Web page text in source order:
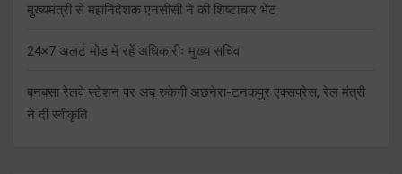
मुख्यमंत्री से महानिदेशक एनसीसी ने की शिष्टाचार भेंट
24×7 अलर्ट मोड में रहें अधिकारीः मुख्य सचिव
बनबसा रेलवे स्टेशन पर अब रुकेगी अछनेरा-टनकपुर एक्सप्रेस, रेल मंत्री
ने दी स्वीकृति